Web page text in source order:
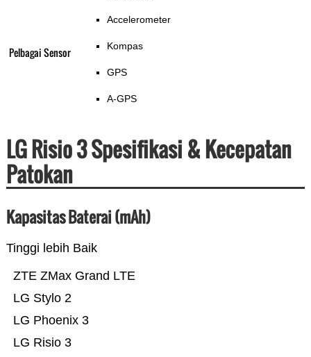
Pelbagai Sensor
Accelerometer
Kompas
GPS
A-GPS
LG Risio 3 Spesifikasi & Kecepatan
Patokan
Kapasitas Baterai (mAh)
Tinggi lebih Baik
LG Risio 3
LG Phoenix 3
LG Stylo 2
ZTE ZMax Grand LTE